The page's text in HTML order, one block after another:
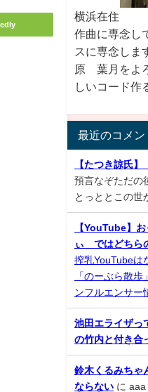
横浜在住
作曲に専念し
スに専念しま
原 葉月をよ
しいコード作
最近のコメン
【たつき諒氏】
預言なぞただの
とっととこの世
【YouTube】
ぃ ではどちら
搾乳YouTubeは
「のーぶら散
ンフルエンサー
池田エライザっ
の竹内と付き合
鈴木くるみちゃ
ならない に aaa